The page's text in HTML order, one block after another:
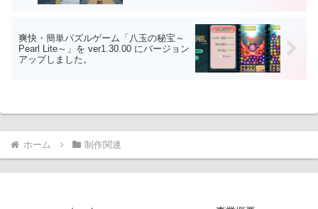
爽快・簡単パズルゲーム「八玉の秘宝～
Pearl Lite～」を ver1.30.00 にバージョン
アップしました。
ホーム 制作関連